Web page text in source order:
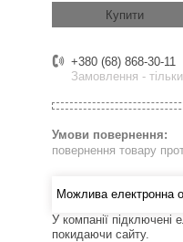
Купити
+380 (68) 868-30-11
Замовлення -
повернення товару
У компанії підключені
покидаючи сайту.